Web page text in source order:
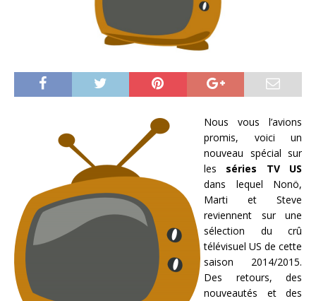
Nous vous l’avions
promis, voici un
nouveau spécial sur
les séries TV US
dans lequel Nonö,
Marti et Steve
reviennent sur une
sélection du crû
télévisuel US de cette
saison 2014/2015.
Des retours, des
nouveautés et des